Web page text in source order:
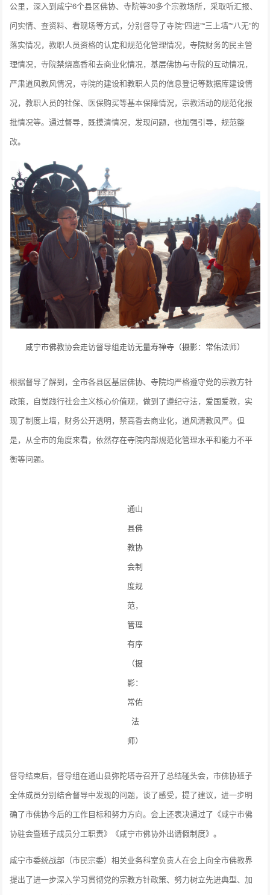
公里，深入到咸宁6个县区佛协、寺院等30多个宗教场所，采取听汇报、
问实情、查资料、看现场等方式，分别督导了寺院“四进”“三上墙”“八无”的
落实情况，教职人员资格的认定和规范化管理情况，寺院财务的民主管
理情况，寺院禁烧高香和去商业化情况，基层佛协与寺院的互动情况，
严肃道风教风情况，寺院的建设和教职人员的信息登记等数据库建设情
况，教职人员的社保、医保购买等基本保障情況，宗教活动的规范化报
批情况等。通过督导，既摸清情况，发现问题，也加强引导，规范整
改。
咸宁市佛教协会走访督导组走访无量寿禅寺（摄影：常佑法师）
根据督导了解到，全市各县区基层佛协、寺院均严格遵守党的宗教方针
政策，自觉践行社会主义核心价值观，做到了遵纪守法，爱国爱教，实
现了制度上墙，财务公开透明，禁高香去商业化，道风清教风严。但
是，从全市的角度来看，依然存在寺院内部规范化管理水平和能力不平
衡等问题。
通山
县佛
教协
会制
度规
范，
管理
有序
（摄
影：
常佑
法
师）
督导结束后，督导组在通山县弥陀塔寺召开了总结碰头会，市佛协班子
全体成员分别结合督导中发现的问题，谈了感受，提了建议，进一步明
确了市佛协今后的工作目标和努力方向。会上还表决通过了《咸宁市佛
协驻会暨班子成员分工职责》《咸宁市佛协外出请假制度》。
咸宁市委统战部（市民宗委）相关业务科室负责人在会上向全市佛教界
提出了进一步深入学习贯彻党的宗教方针政策、努力树立先进典型、加